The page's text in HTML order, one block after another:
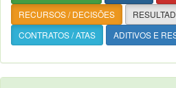
RECURSOS / DECISÕES
CONTRATOS / ATAS
ADITIVOS E